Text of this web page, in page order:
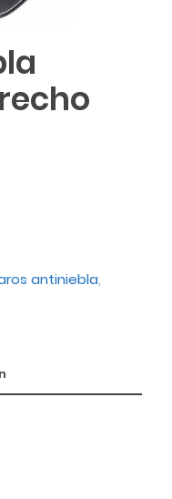
antiniebla,